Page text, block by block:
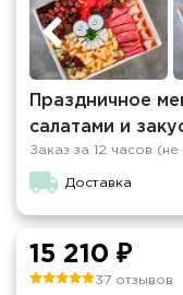
Праздничное
салатами и
Заказ за 12 часов (не
Доставка
15 210 ₽
37 отзывов